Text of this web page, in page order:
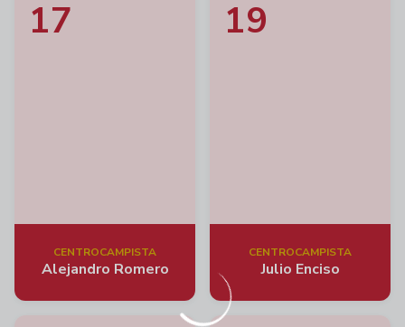
CENTROCAMPISTA
17
Alejandro Romero
CENTROCAMPISTA
19
Julio Enciso